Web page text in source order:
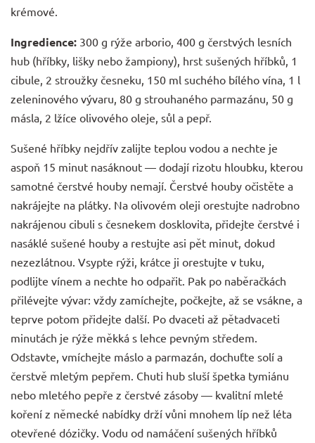
krémové.
Ingredience: 300 g rýže arborio, 400 g čerstvých lesních
hub (hříbky, lišky nebo žampiony), hrst sušených hříbků, 1
cibule, 2 stroužky česneku, 150 ml suchého bílého vína, 1 l
zeleninového vývaru, 80 g strouhaného parmazánu, 50 g
másla, 2 lžíce olivového oleje, sůl a pepř.
Sušené hříbky nejdřív zalijte teplou vodou a nechte je
aspoň 15 minut nasáknout — dodají rizotu hloubku, kterou
samotné čerstvé houby nemají. Čerstvé houby očistěte a
nakrájejte na plátky. Na olivovém oleji orestujte nadrobno
nakrájenou cibuli s česnekem dosklovita, přidejte čerstvé i
nasáklé sušené houby a restujte asi pět minut, dokud
nezezlátnou. Vsypte rýži, krátce ji orestujte v tuku,
podlijte vínem a nechte ho odpařit. Pak po naběračkách
přilévejte vývar: vždy zamíchejte, počkejte, až se vsákne, a
teprve potom přidejte další. Po dvaceti až pětadvaceti
minutách je rýže měkká s lehce pevným středem.
Odstavte, vmíchejte máslo a parmazán, dochuťte solí a
čerstvě mletým pepřem. Chuti hub sluší špetka tymiánu
nebo mletého pepře z čerstvé zásoby — kvalitní mleté
koření z německé nabídky drží vůni mnohem líp než léta
otevřené dózičky. Vodu od namáčení sušených hříbků